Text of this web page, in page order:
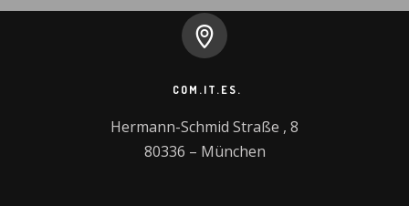
COM.IT.ES.
Hermann-Schmid Straße , 8
80336 – München